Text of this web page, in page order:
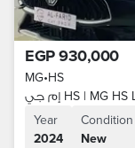
EGP 930,000
MG•HS
Year
2024
Condition
New